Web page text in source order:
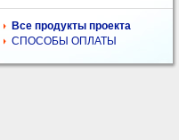
Все продукты проекта
СПОСОБЫ ОПЛАТЫ